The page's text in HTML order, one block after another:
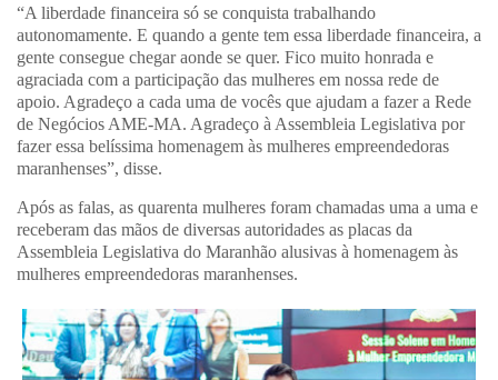
“A liberdade financeira só se conquista trabalhando
autonomamente. E quando a gente tem essa liberdade financeira, a
gente consegue chegar aonde se quer. Fico muito honrada e
agraciada com a participação das mulheres em nossa rede de
apoio. Agradeço a cada uma de vocês que ajudam a fazer a Rede
de Negócios AME-MA. Agradeço à Assembleia Legislativa por
fazer essa belíssima homenagem às mulheres empreendedoras
maranhenses”, disse.
Após as falas, as quarenta mulheres foram chamadas uma a uma e
receberam das mãos de diversas autoridades as placas da
Assembleia Legislativa do Maranhão alusivas à homenagem às
mulheres empreendedoras maranhenses.